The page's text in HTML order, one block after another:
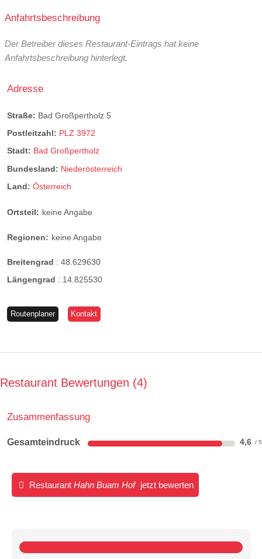
Anfahrtsbeschreibung
Der Betreiber dieses Restaurant-Eintrags hat keine
Anfahrtsbeschreibung hinterlegt.
Adresse
Straße: Bad Großpertholz 5
Postleitzahl: PLZ 3972
Stadt: Bad Großpertholz
Bundesland: Niederösterreich
Land: Österreich
Ortsteil: keine Angabe
Regionen: keine Angabe
Breitengrad : 48.629630
Längengrad : 14.825530
Routenplaner Kontakt
Restaurant Bewertungen 4
Zusammenfassung
Gesamteindruck 4,6
Restaurant Hahn Buam Hof jetzt bewerten